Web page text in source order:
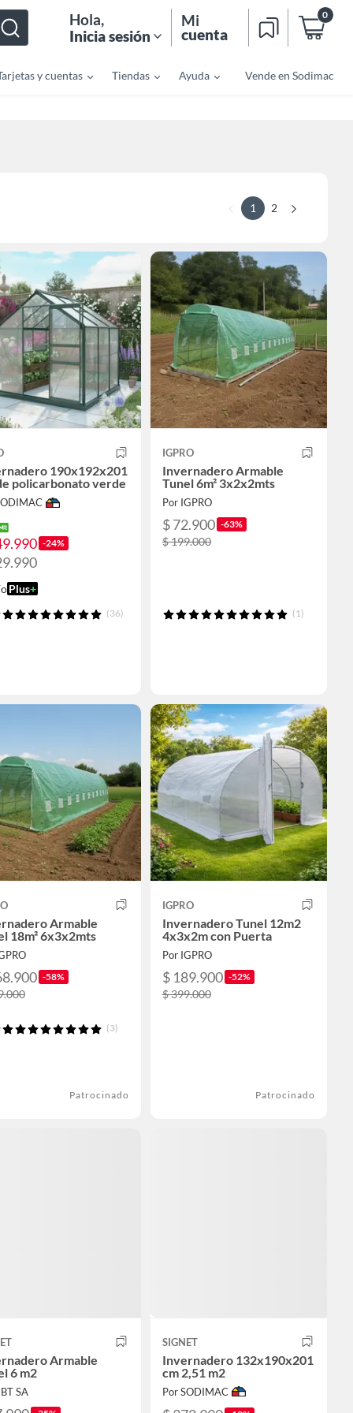
Hola,
Inicia sesión
Mi
cuenta
0
y cuentas Tiendas Ayuda Vende en Sodimac
1 2
190x192x201
policarbonato verde
-24%
Plus+
(36)
IGPRO
Invernadero Armable
Tunel 6m² 3x2x2mts
Por IGPRO
$ 72.900 -63%
$ 199.000
(1)
Armable
18m² 6x3x2mts
-58%
(3)
Patrocinado
IGPRO
Invernadero Tunel 12m2
4x3x2m con Puerta
Por IGPRO
$ 189.900 -52%
$ 399.000
Patrocinado
Armable
6 m2
SA
SIGNET
Invernadero 132x190x201
cm 2,51 m2
Por SODIMAC